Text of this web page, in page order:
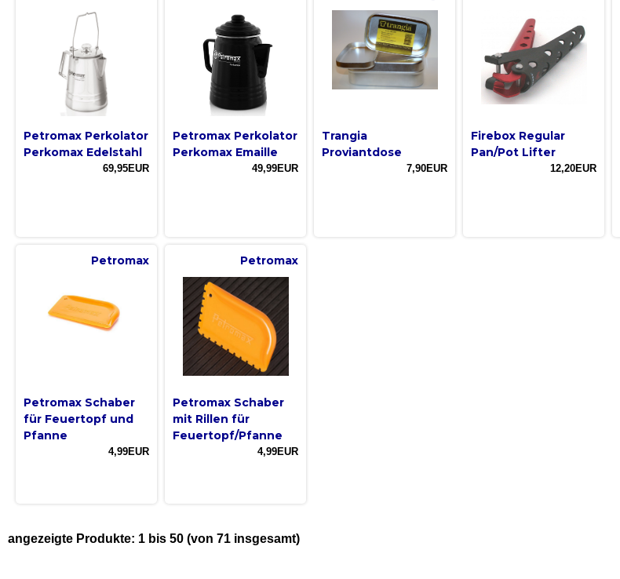
Petromax Perkolator
Perkomax Edelstahl
69,95EUR
Petromax Perkolator
Perkomax Emaille
49,99EUR
Trangia
Proviantdose
7,90EUR
Firebox Regular
Pan/Pot Lifter
12,20EUR
Petromax
Petromax Schaber
für Feuertopf und
Pfanne
4,99EUR
Petromax
Petromax Schaber
mit Rillen für
Feuertopf/Pfanne
4,99EUR
angezeigte Produkte: 1 bis 50 (von 71 insgesamt)